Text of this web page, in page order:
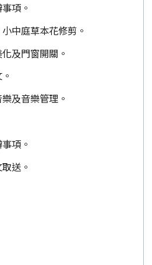
項。
中庭草本花修剪。
及門窗開關。
及音樂管理。
項。
送。